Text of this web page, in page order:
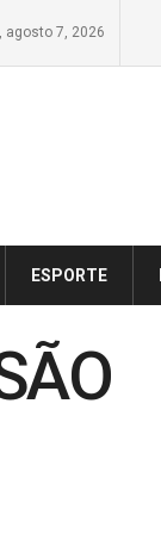
agosto 7, 2026
ESPORTE